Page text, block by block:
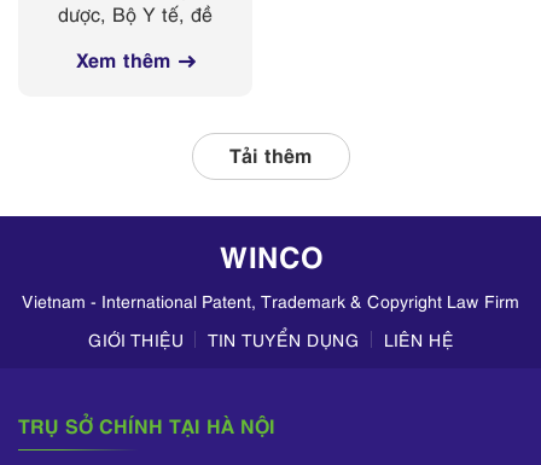
các nền tảng
mạng xã hội
dược, Bộ Y tế, đề
tỉnh, thành phố
liên quan, tập
trung kiểm tra
Xem thêm
Tải thêm
WINCO
Vietnam - International Patent, Trademark & Copyright Law Firm
GIỚI THIỆU
TIN TUYỂN DỤNG LIÊN HỆ
TRỤ SỞ CHÍNH TẠI HÀ NỘI